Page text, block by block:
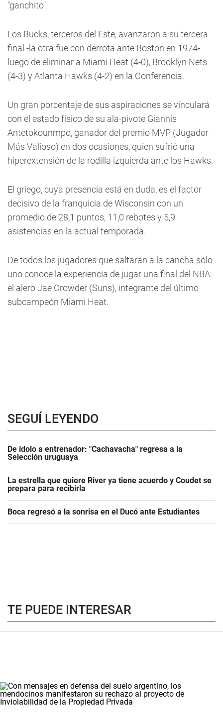
"ganchito".
Los Bucks, terceros del Este, avanzaron a su tercera
final -la otra fue con derrota ante Boston en 1974-
luego de eliminar a Miami Heat (4-0), Brooklyn Nets
(4-3) y Atlanta Hawks (4-2) en la Conferencia.
Un gran porcentaje de sus aspiraciones se vinculará
con el estado físico de su ala-pivote Giannis
Antetokounmpo, ganador del premio MVP (Jugador
Más Valioso) en dos ocasiones, quien sufrió una
hiperextensión de la rodilla izquierda ante los Hawks.
El griego, cuya presencia está en duda, es el factor
decisivo de la franquicia de Wisconsin con un
promedio de 28,1 puntos, 11,0 rebotes y 5,9
asistencias en la actual temporada.
De todos los jugadores que saltarán a la cancha sólo
uno conoce la experiencia de jugar una final del NBA:
el alero Jae Crowder (Suns), integrante del último
subcampeón Miami Heat.
SEGUÍ LEYENDO
De ídolo a entrenador: "Cachavacha" regresa a la
Selección uruguaya
La estrella que quiere River ya tiene acuerdo y Coudet se
prepara para recibirla
Boca regresó a la sonrisa en el Ducó ante Estudiantes
TE PUEDE INTERESAR